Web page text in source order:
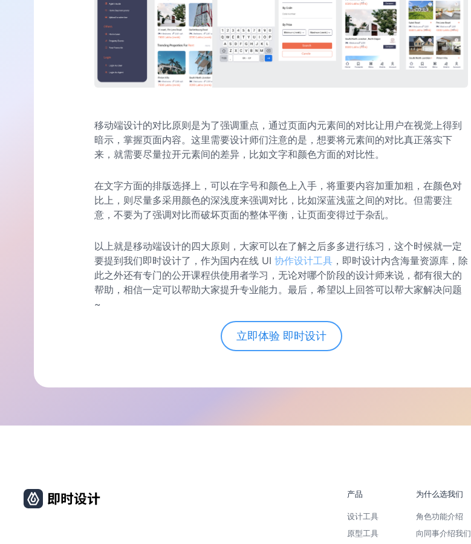
移动端设计的对比原则是为了强调重点，通过页面内元素间的对比让用户在视觉上得到
暗示，掌握页面内容。这里需要设计师们注意的是，想要将元素间的对比真正落实下
来，就需要尽量拉开元素间的差异，比如文字和颜色方面的对比性。
在文字方面的排版选择上，可以在字号和颜色上入手，将重要内容加重加粗，在颜色对
比上，则尽量多采用颜色的深浅度来强调对比，比如深蓝浅蓝之间的对比。但需要注
意，不要为了强调对比而破坏页面的整体平衡，让页面变得过于杂乱。
以上就是移动端设计的四大原则，大家可以在了解之后多多进行练习，这个时候就一定
要提到我们即时设计了，作为国内在线 UI 协作设计工具 ，即时设计内含海量资源库，除
此之外还有专门的公开课程供使用者学习，无论对哪个阶段的设计师来说，都有很大的
帮助，相信一定可以帮助大家提升专业能力。最后，希望以上回答可以帮大家解决问题
~
立即体验 即时设计
产品
设计工具
原型工具
为什么选我们
角色功能介绍
向同事介绍我们